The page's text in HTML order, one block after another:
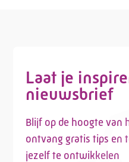
Laat je
nieuwsbrief
Blijf op de hoogte van
ontvang gratis tips en
jezelf te ontwikkelen